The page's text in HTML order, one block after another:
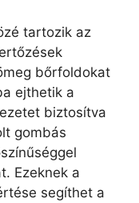
tartozik az
bőrfoldokat
ejthetik a
biztosítva
gombás
Ezeknek a
segíthet a